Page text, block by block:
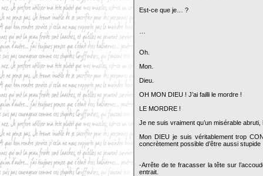
Est-ce que je… ?
Oh.
Mon.
Dieu.
OH MON DIEU ! J’ai failli le mordre !
LE MORDRE !
Je ne suis vraiment qu’un misérable
Mon DIEU je suis véritablement trop
concrètement possible d’être aussi
-Arrête de te fracasser la tête sur
entrait.